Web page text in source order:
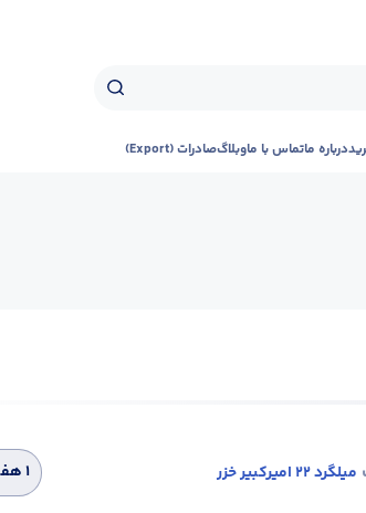
درباره ماتماس با ماوبلاگصادرات (Export)
میلگرد 22 امیرکبیر خزر ۱ هفته